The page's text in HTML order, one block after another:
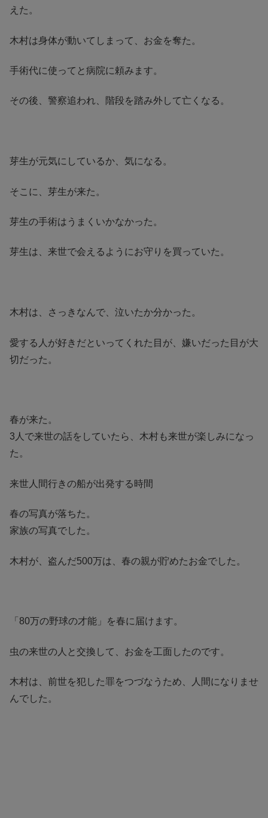
えた。
木村は身体が動いてしまって、お金を奪た。
手術代に使ってと病院に頼みます。
その後、警察追われ、階段を踏み外して亡くなる。
芽生が元気にしているか、気になる。
そこに、芽生が来た。
芽生の手術はうまくいかなかった。
芽生は、来世で会えるようにお守りを買っていた。
木村は、さっきなんで、泣いたか分かった。
愛する人が好きだといってくれた目が、嫌いだった目が大
切だった。
春が来た。
3人で来世の話をしていたら、木村も来世が楽しみになっ
た。
来世人間行きの船が出発する時間
春の写真が落ちた。
家族の写真でした。
木村が、盗んだ500万は、春の親が貯めたお金でした。
「80万の野球の才能」を春に届けます。
虫の来世の人と交換して、お金を工面したのです。
木村は、前世を犯した罪をつづなうため、人間になりませ
んでした。